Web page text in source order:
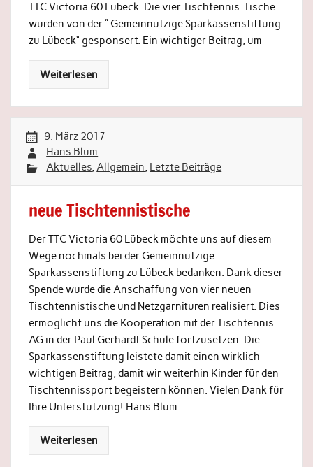
TTC Victoria 60 Lübeck. Die vier Tischtennis-Tische
wurden von der “ Gemeinnützige Sparkassenstiftung
zu Lübeck“ gesponsert. Ein wichtiger Beitrag, um
Weiterlesen
9. März 2017
Hans Blum
Aktuelles,Allgemein, Letzte Beiträge
neue Tischtennistische
Der TTC Victoria 60 Lübeck möchte uns auf diesem
Wege nochmals bei der Gemeinnützige
Sparkassenstiftung zu Lübeck bedanken. Dank dieser
Spende wurde die Anschaffung von vier neuen
Tischtennistische und Netzgarnituren realisiert. Dies
ermöglicht uns die Kooperation mit der Tischtennis
AG in der Paul Gerhardt Schule fortzusetzen. Die
Sparkassenstiftung leistete damit einen wirklich
wichtigen Beitrag, damit wir weiterhin Kinder für den
Tischtennissport begeistern können. Vielen Dank für
Ihre Unterstützung! Hans Blum
Weiterlesen